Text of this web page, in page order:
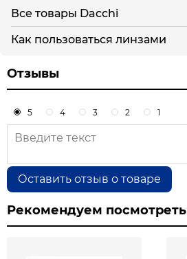
Все товары Dacchi
Как пользоваться линзами
Отзывы
5 4 3 2 1
Оставить отзыв о товаре
Рекомендуем посмотреть